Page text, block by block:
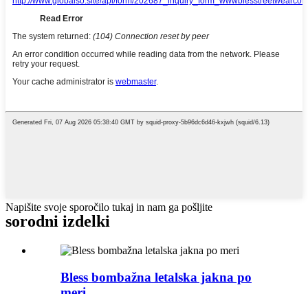
Napišite svoje sporočilo tukaj in nam ga pošljite
sorodni izdelki
Bless bombažna letalska jakna po